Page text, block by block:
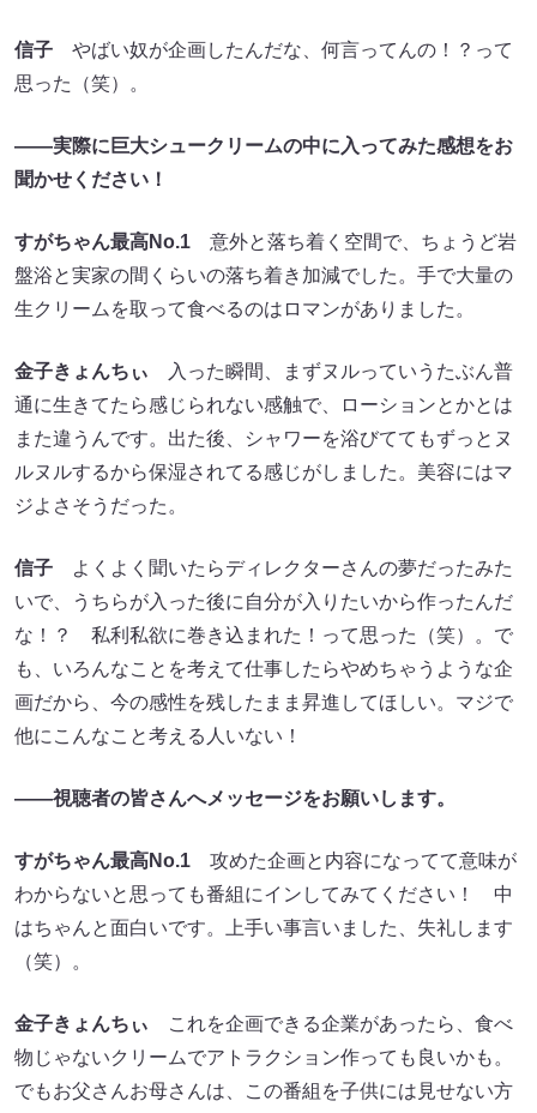
信子 やばい奴が企画したんだな、何言ってんの！？って
思った（笑）。
――実際に巨大シュークリームの中に入ってみた感想をお
聞かせください！
すがちゃん最高No.1 意外と落ち着く空間で、ちょうど岩
盤浴と実家の間くらいの落ち着き加減でした。手で大量の
生クリームを取って食べるのはロマンがありました。
金子きょんちぃ 入った瞬間、まずヌルっていうたぶん普
通に生きてたら感じられない感触で、ローションとかとは
また違うんです。出た後、シャワーを浴びててもずっとヌ
ルヌルするから保湿されてる感じがしました。美容にはマ
ジよさそうだった。
信子 よくよく聞いたらディレクターさんの夢だったみた
いで、うちらが入った後に自分が入りたいから作ったんだ
な！？ 私利私欲に巻き込まれた！って思った（笑）。で
も、いろんなことを考えて仕事したらやめちゃうような企
画だから、今の感性を残したまま昇進してほしい。マジで
他にこんなこと考える人いない！
――視聴者の皆さんへメッセージをお願いします。
すがちゃん最高No.1 攻めた企画と内容になってて意味が
わからないと思っても番組にインしてみてください！ 中
はちゃんと面白いです。上手い事言いました、失礼します
（笑）。
金子きょんちぃ これを企画できる企業があったら、食べ
物じゃないクリームでアトラクション作っても良いかも。
でもお父さんお母さんは、この番組を子供には見せない方